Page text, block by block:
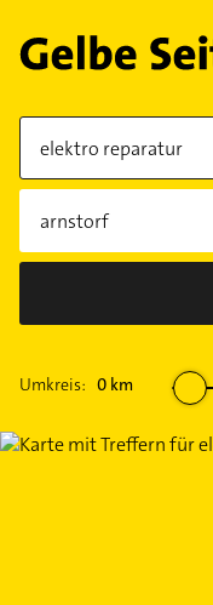
Umkreis: 0 km